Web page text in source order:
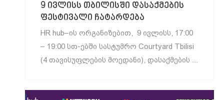
9 ივლისს თბილისში დასაქმების
ფესტივალი ჩატარდება
HR hub–ის ორგანიზებით, 9 ივლისს, 17:00
– 19:00 სთ-ებში სასტუმრო Courtyard Tbilisi
(4 თავისუფლების მოედანი), დასაქმების ...